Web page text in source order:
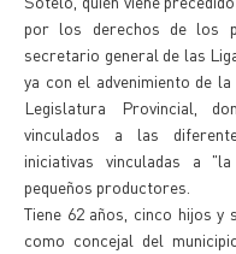
por los derechos de los
secretario general de las
ya con el advenimiento de
Legislatura Provincial,
vinculados a las
iniciativas vinculadas a
pequeños productores.
Tiene 62 años, cinco hijos y
como concejal del